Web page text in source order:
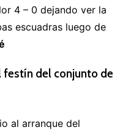
4 – 0 dejando ver la
escuadras luego de
festín del conjunto de
al arranque del